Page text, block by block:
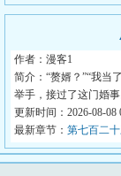
作者：漫客1
简介：“赘婿？”“我当
举手，接过了这门婚
更新时间：2026-08-08
最新章节： 第七百二十